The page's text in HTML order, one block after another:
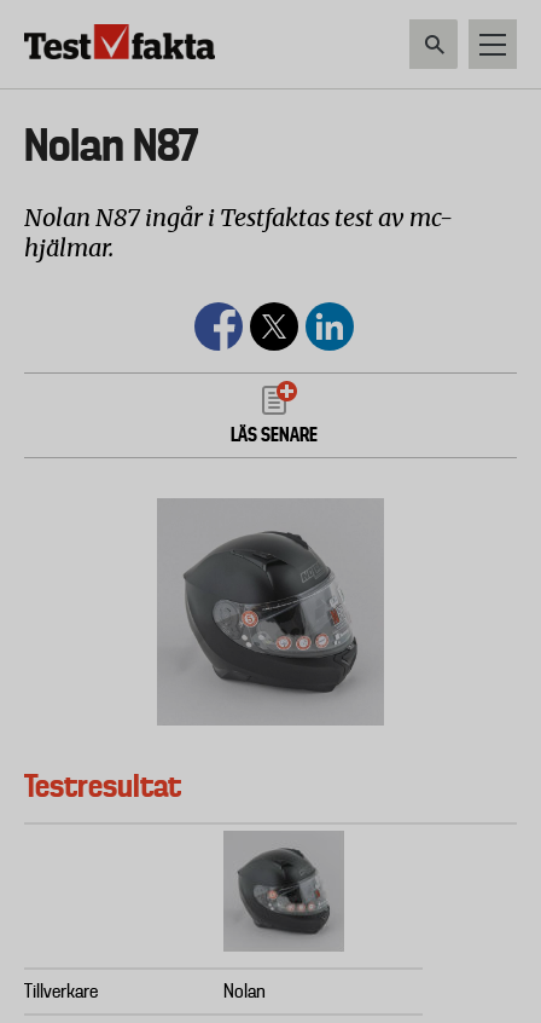
Huvudmeny
ny
Nolan N87
Nolan N87 ingår i Testfaktas test av mc-
hjälmar.
LÄS SENARE
Testresultat
Tillverkare Nolan